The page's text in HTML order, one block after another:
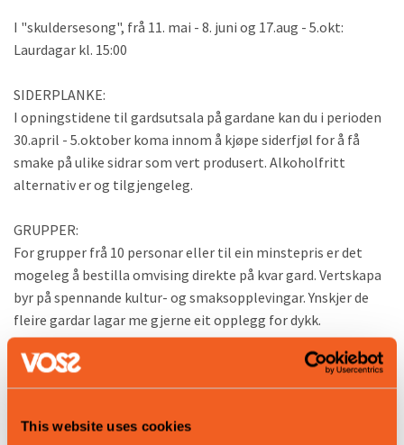
This website uses cookies
I "skuldersesong", frå 11. mai - 8. juni og 17.aug - 5.okt:
Laurdagar kl. 15:00
SIDERPLANKE:
I opningstidene til gardsutsala på gardane kan du i perioden
30.april - 5.oktober koma innom å kjøpe siderfjøl for å få
smake på ulike sidrar som vert produsert. Alkoholfritt
alternativ er og tilgjengeleg.
GRUPPER:
For grupper frå 10 personar eller til ein minstepris er det
mogeleg å bestilla omvising direkte på kvar gard. Vertskapa
byr på spennande kultur- og smaksopplevingar. Ynskjer de
fleire gardar lagar me gjerne eit opplegg for dykk.
Ta direkte kontakt med ein av gardane bestilling av
gruppeomvisingar!
Kontaktinformasjon